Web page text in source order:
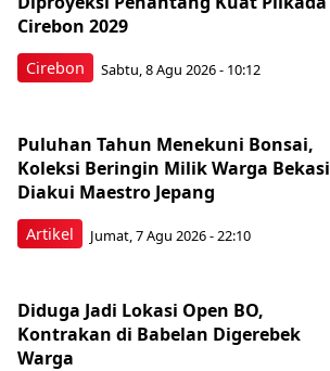
Cirebon
Cirebon 2029
Sabtu, 8 Agu 2026 - 10:12
Artikel
Puluhan Tahun Menekuni Bonsai,
Koleksi Beringin Milik Warga Bekasi
Diakui Maestro Jepang
Jumat, 7 Agu 2026 - 22:10
Diduga Jadi Lokasi Open BO,
Kontrakan di Babelan Digerebek
Warga